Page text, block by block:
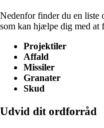
Nedenfor finder du en
som kan hjælpe dig med at
Projektiler
Affald
Missiler
Granater
Skud
Udvid dit ordforråd